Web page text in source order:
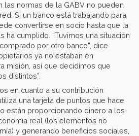
las normas de la GABV no pueden
Si un banco está trabajando para
convertirse en socio hasta que la
ha cumplido. “Tuvimos una situación
por otro banco”, dice
ya no estaban en
misión, así que decidimos que
distintos”.
en cuanto a su contribución
una tarjeta de puntos que hace
están proporcionando dinero a los
real (los elementos no
y generando beneficios sociales,